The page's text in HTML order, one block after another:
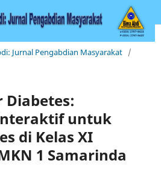
Jurnal Pengabdian Masyarakat /
Diabetes:
untuk
di Kelas XI
1 Samarinda